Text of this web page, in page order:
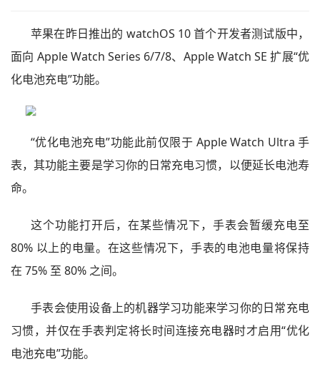
苹果在昨日推出的 watchOS 10 首个开发者测试版中，
面向 Apple Watch Series 6/7/8、Apple Watch SE 扩展“优
化电池充电”功能。
“优化电池充电”功能此前仅限于 Apple Watch Ultra 手
表，其功能主要是学习你的日常充电习惯，以便延长电池寿
命。
这个功能打开后，在某些情况下，手表会暂缓充电至
80% 以上的电量。在这些情况下，手表的电池电量将保持
在 75% 至 80% 之间。
手表会使用设备上的机器学习功能来学习你的日常充电
习惯，并仅在手表判定将长时间连接充电器时才启用“优化
电池充电”功能。